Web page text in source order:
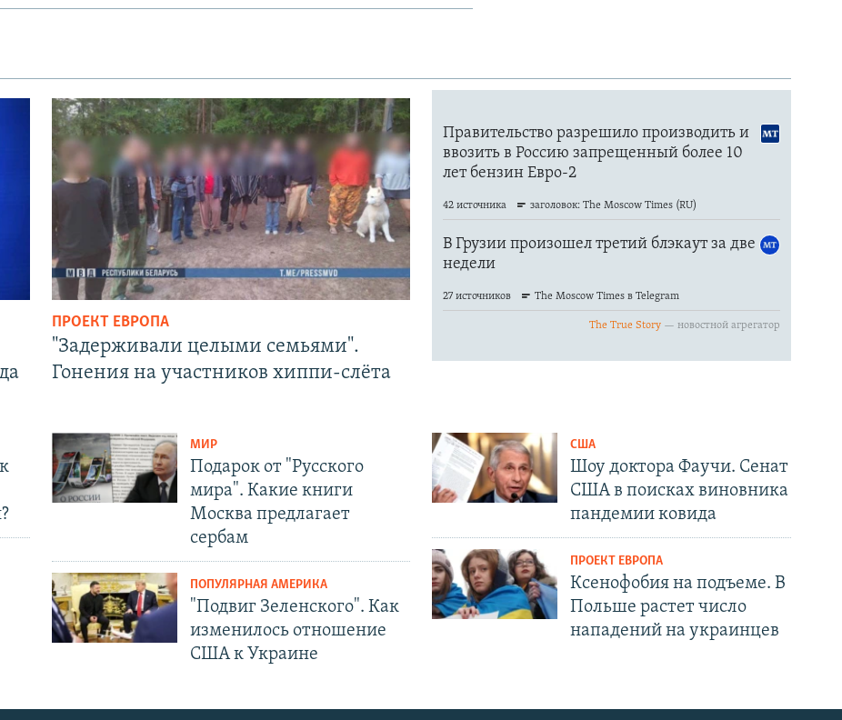
ПРОЕКТ ЕВРОПА
"Задерживали целыми семьями".
Гонения на участников хиппи-слёта
МИР
Подарок от "Русского
мира". Какие книги
Москва предлагает
сербам
ПОПУЛЯРНАЯ АМЕРИКА
"Подвиг Зеленского". Как
изменилось отношение
США к Украине
США
Шоу доктора Фаучи. Сенат
США в поисках виновника
пандемии ковида
ПРОЕКТ ЕВРОПА
Ксенофобия на подъеме. В
Польше растет число
нападений на украинцев